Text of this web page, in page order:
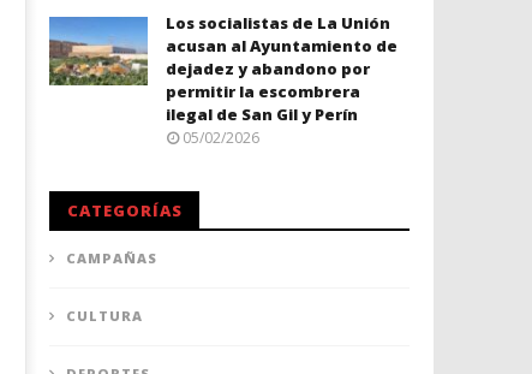
Los socialistas de La Unión
acusan al Ayuntamiento de
dejadez y abandono por
permitir la escombrera
ilegal de San Gil y Perín
05/02/2026
CATEGORÍAS
CAMPAÑAS
CULTURA